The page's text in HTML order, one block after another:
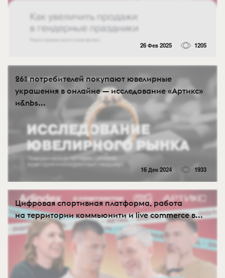
26 Фев 2025 1205
26% потребителей покупают ювелирные
украшения в онлайне — исследование «Артикс»
и&nbs...
16 Дек 2024 1933
Цифровая спортивная платформа, работа
на территории коммьюнити и live commerce в...